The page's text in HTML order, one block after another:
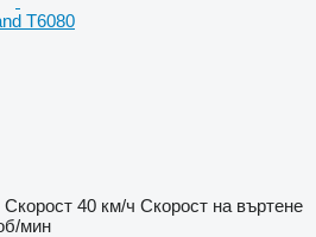
T6080
Скорост 40 км/ч Скорост на въртене
мин